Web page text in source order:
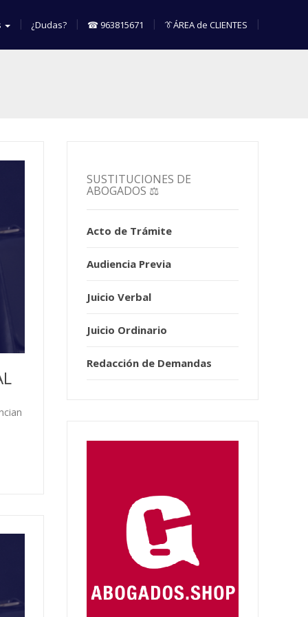
¿Dudas? ☎ 963815671 👔ÁREA de CLIENTES
SUSTITUCIONES DE
ABOGADOS ⚖️
Acto de Trámite
Audiencia Previa
Juicio Verbal
Juicio Ordinario
Redacción de Demandas